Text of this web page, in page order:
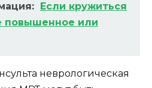
Если кружиться
повышенное или
неврологическая